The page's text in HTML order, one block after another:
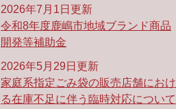
2026年7月1日更新
令和8年度鹿嶋市地域ブランド商品
開発等補助金
2026年5月29日更新
家庭系指定ごみ袋の販売店舗におけ
る在庫不足に伴う臨時対応について